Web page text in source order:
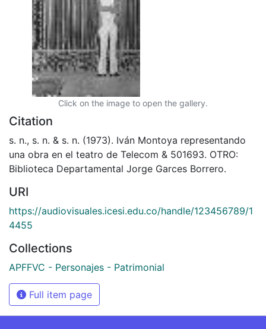
Click on the image to open the gallery.
Citation
s. n., s. n. & s. n. (1973). Iván Montoya representando
una obra en el teatro de Telecom & 501693. OTRO:
Biblioteca Departamental Jorge Garces Borrero.
URI
https://audiovisuales.icesi.edu.co/handle/123456789/1
4455
Collections
APFFVC - Personajes - Patrimonial
Full item page